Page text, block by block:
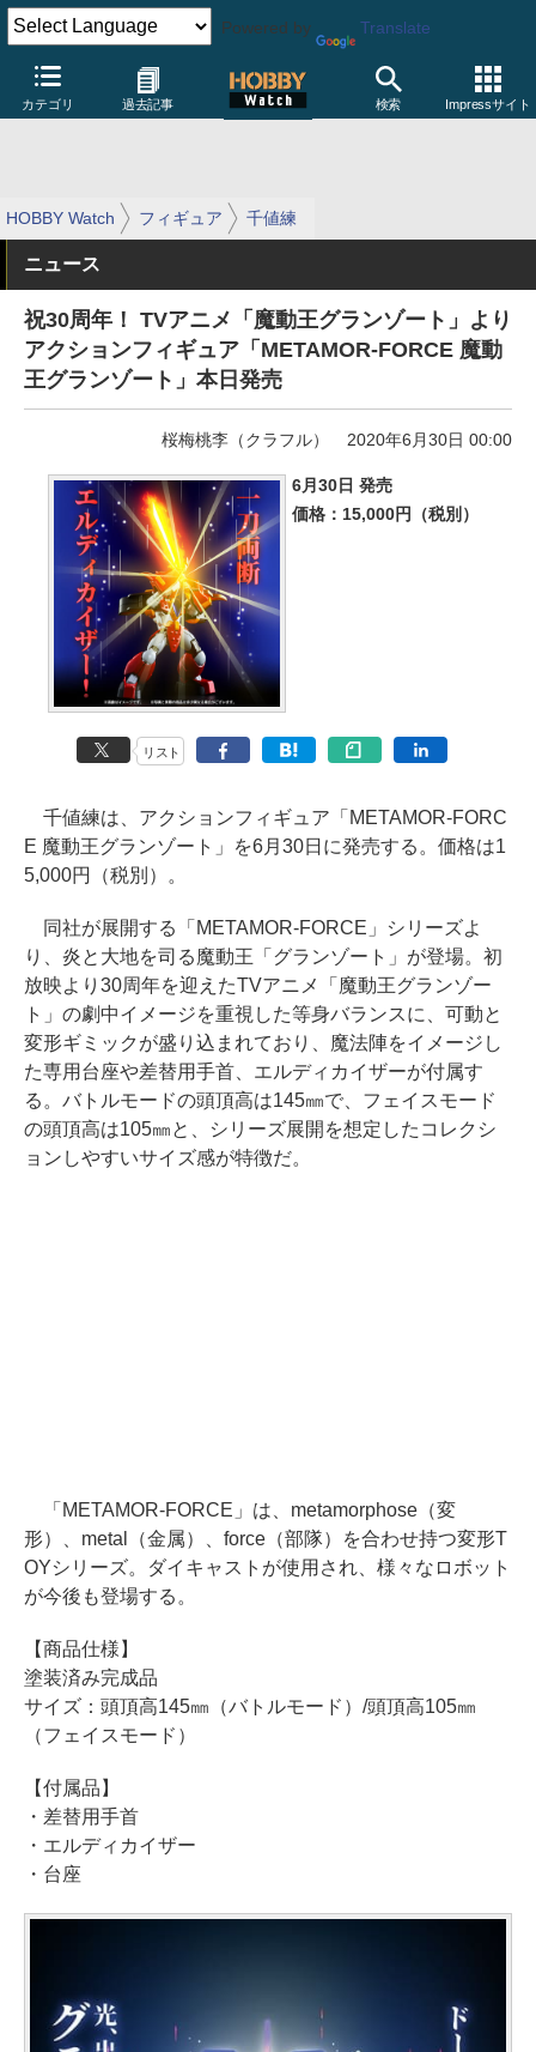
Powered by Translate
カテゴリ 過去記事 検索 Impressサイト
HOBBY Watch フィギュア 千値練
ニュース
祝30周年！ TVアニメ「魔動王グランゾート」より
アクションフィギュア「METAMOR-FORCE 魔動
王グランゾート」本日発売
桜梅桃李（クラフル） 2020年6月30日 00:00
6月30日 発売
価格：15,000円（税別）
リスト
千値練は、アクションフィギュア「METAMOR-FORC
E 魔動王グランゾート」を6月30日に発売する。価格は1
5,000円（税別）。
同社が展開する「METAMOR-FORCE」シリーズよ
り、炎と大地を司る魔動王「グランゾート」が登場。初
放映より30周年を迎えたTVアニメ「魔動王グランゾー
ト」の劇中イメージを重視した等身バランスに、可動と
変形ギミックが盛り込まれており、魔法陣をイメージし
た専用台座や差替用手首、エルディカイザーが付属す
る。バトルモードの頭頂高は145㎜で、フェイスモード
の頭頂高は105㎜と、シリーズ展開を想定したコレクシ
ョンしやすいサイズ感が特徴だ。
「METAMOR-FORCE」は、metamorphose（変
形）、metal（金属）、force（部隊）を合わせ持つ変形T
OYシリーズ。ダイキャストが使用され、様々なロボット
が今後も登場する。
【商品仕様】
塗装済み完成品
サイズ：頭頂高145㎜（バトルモード）/頭頂高105㎜
（フェイスモード）
【付属品】
・差替用手首
・エルディカイザー
・台座